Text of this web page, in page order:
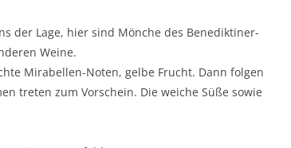
der Lage, hier sind Mönche des Benediktiner-
Weine.
Mirabellen-Noten, gelbe Frucht. Dann folgen
treten zum Vorschein. Die weiche Süße sowie